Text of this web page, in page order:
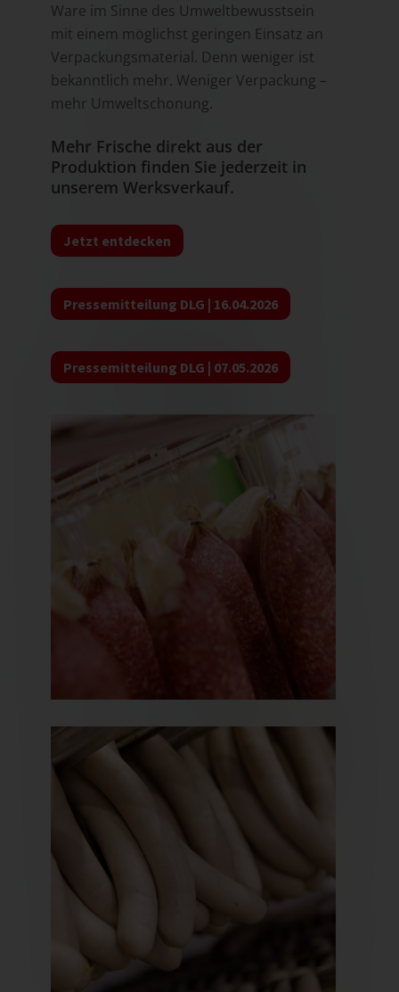
Ware im Sinne des Umweltbewusstsein
mit einem möglichst geringen Einsatz an
Verpackungsmaterial. Denn weniger ist
bekanntlich mehr. Weniger Verpackung –
mehr Umweltschonung.
Mehr Frische direkt aus der
Produktion finden Sie jederzeit in
unserem Werksverkauf.
Jetzt entdecken
Pressemitteilung DLG | 16.04.2026
Pressemitteilung DLG | 07.05.2026